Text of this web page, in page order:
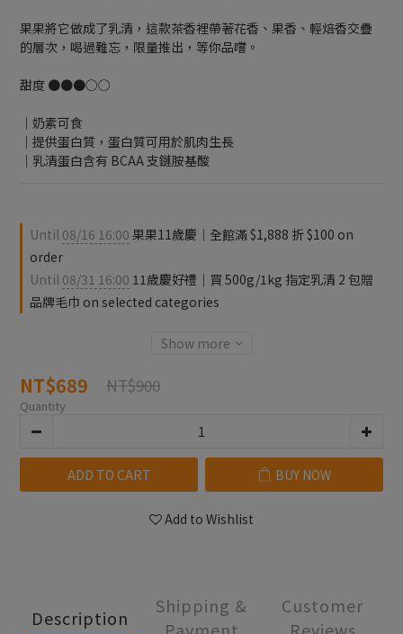
果果將它做成了乳清，這款茶香裡帶著花香、果香、輕焙香交疊
的層次，喝過難忘，限量推出，等你品嚐。
甜度 ●●●○○
｜奶素可食
｜提供蛋白質，蛋白質可用於肌肉生長
｜乳清蛋白含有 BCAA 支鏈胺基酸
Until 08/16 16:00 果果11歲慶｜全館滿 $1,888 折 $100 on
order
Until 08/31 16:00 11歲慶好禮｜買 500g/1kg 指定乳清 2 包贈
品牌毛巾 on selected categories
Show more
NT$689 NT$900
Quantity
ADD TO CART BUY NOW
Add to Wishlist
Description
Shipping &
Customer